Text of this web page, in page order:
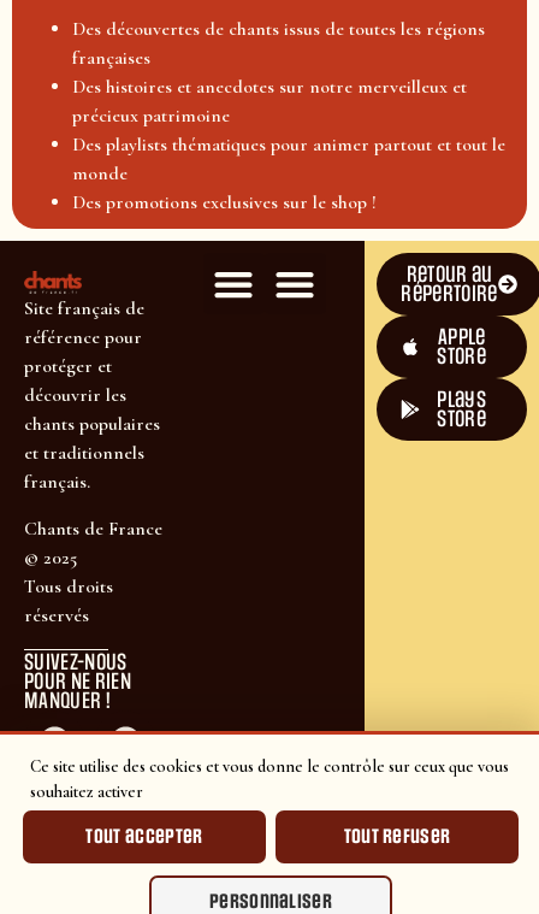
Ce site utilise des cookies et vous donne le contrôle sur ceux que vous
souhaitez activer
Tout accepter Tout refuser
Personnaliser
Des découvertes de chants issus de toutes les régions
françaises
Des histoires et anecdotes sur notre merveilleux et
précieux patrimoine
Des playlists thématiques pour animer partout et tout le
monde
Des promotions exclusives sur le shop !
Site français de
référence pour
protéger et
découvrir les
chants populaires
et traditionnels
français.
Chants de France
© 2025
Tous droits
réservés
SUIVEZ-NOUS
POUR NE RIEN
MANQUER !
Retour au
répertoire
Apple
Store
plays
store